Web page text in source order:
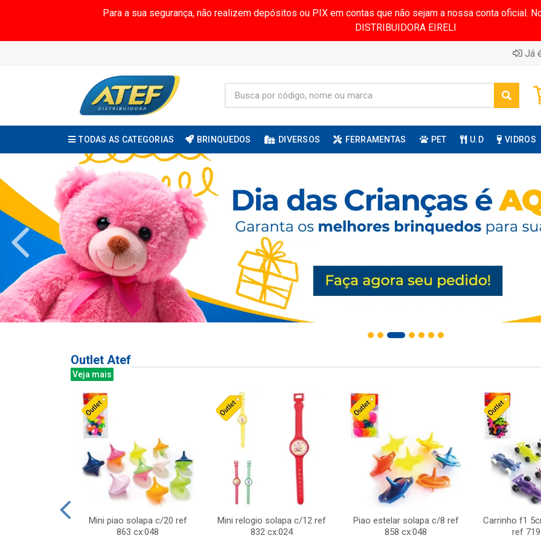
Para a sua segurança, não realizem depósitos ou PIX em contas que não sejam a nossa conta oficial.
DISTRIBUIDORA EIRELI
Já
TODAS AS CATEGORIAS BRINQUEDOS DIVERSOS FERRAMENTAS PET U.D VIDROS
Outlet Atef
Veja mais
Mini piao solapa c/20 ref
863 cx:048
Mini relogio solapa c/12 ref
832 cx:024
Piao estelar solapa c/8 ref
858 cx:048
Carrinho f1
ref